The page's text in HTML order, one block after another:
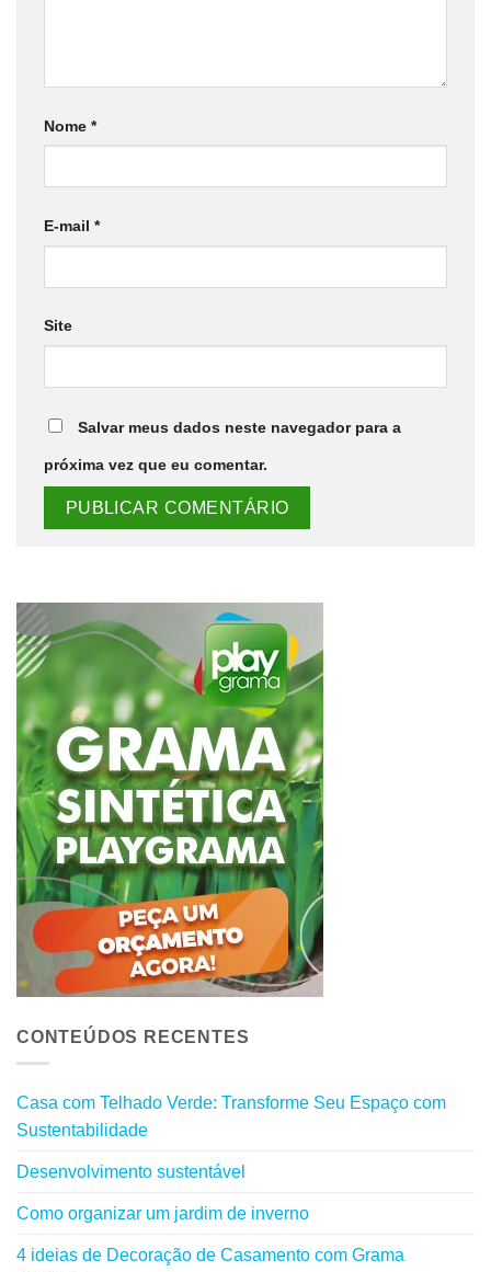
Nome *
E-mail *
Site
Salvar meus dados neste navegador para a
próxima vez que eu comentar.
CONTEÚDOS RECENTES
Casa com Telhado Verde: Transforme Seu Espaço com
Sustentabilidade
Desenvolvimento sustentável
Como organizar um jardim de inverno
4 ideias de Decoração de Casamento com Grama